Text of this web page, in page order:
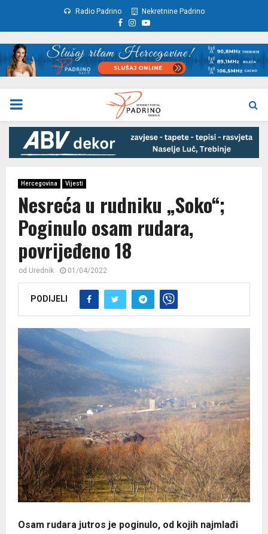
Radio Padrino Nekretnine Padrino
Facebook
Instagram
Youtube
PRIMARY
MENU
Hercegovina Vijesti
Nesreća u rudniku „Soko“;
Poginulo osam rudara,
povrijeđeno 18
od Urednik 01/04/2022
PODIJELI
Osam rudara jutros je poginulo, od kojih najmlađi